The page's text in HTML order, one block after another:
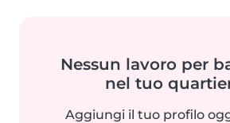
Nessun lavoro per
nel tuo
Aggiungi il tuo profilo